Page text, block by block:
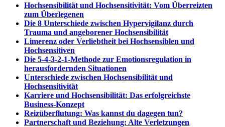
Hochsensibilität und Hochsensitivität: Vom Überreizten
zum Überlegenen
Die 8 Unterschiede zwischen Hypervigilanz durch
Trauma und angeborener Hochsensibilität
Limerenz oder Verliebtheit bei Hochsensiblen und
Hochsensitiven
Die 5-4-3-2-1-Methode zur Emotionsregulation in
herausfordernden Situationen
Unterschiede zwischen Hochsensibilität und
Hochsensitivität
Karriere und Hochsensibilität: Das erfolgreichste
Business-Konzept
Reizüberflutung: Was kannst du dagegen tun?
Partnerschaft und Beziehung: Alte Verletzungen